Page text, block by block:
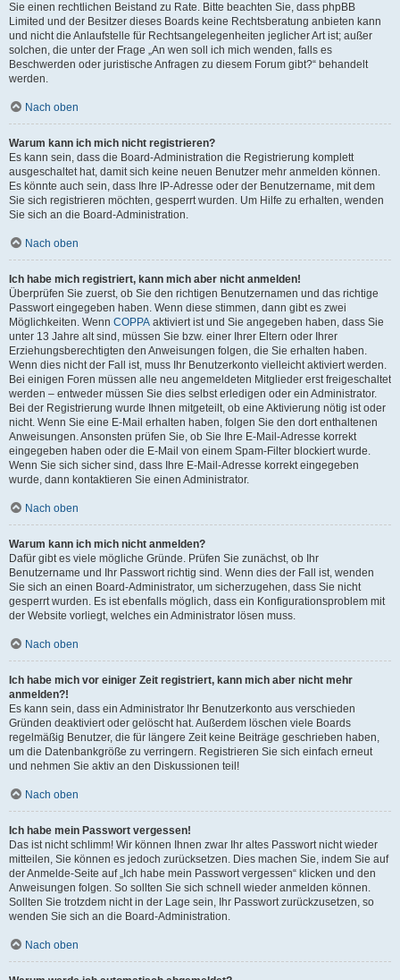
Sie einen rechtlichen Beistand zu Rate. Bitte beachten Sie, dass phpBB
Limited und der Besitzer dieses Boards keine Rechtsberatung anbieten kann
und nicht die Anlaufstelle für Rechtsangelegenheiten jeglicher Art ist; außer
solchen, die unter der Frage „An wen soll ich mich wenden, falls es
Beschwerden oder juristische Anfragen zu diesem Forum gibt?“ behandelt
werden.
Nach oben
Warum kann ich mich nicht registrieren?
Es kann sein, dass die Board-Administration die Registrierung komplett
ausgeschaltet hat, damit sich keine neuen Benutzer mehr anmelden können.
Es könnte auch sein, dass Ihre IP-Adresse oder der Benutzername, mit dem
Sie sich registrieren möchten, gesperrt wurden. Um Hilfe zu erhalten, wenden
Sie sich an die Board-Administration.
Nach oben
Ich habe mich registriert, kann mich aber nicht anmelden!
Überprüfen Sie zuerst, ob Sie den richtigen Benutzernamen und das richtige
Passwort eingegeben haben. Wenn diese stimmen, dann gibt es zwei
Möglichkeiten. Wenn COPPA aktiviert ist und Sie angegeben haben, dass Sie
unter 13 Jahre alt sind, müssen Sie bzw. einer Ihrer Eltern oder Ihrer
Erziehungsberechtigten den Anweisungen folgen, die Sie erhalten haben.
Wenn dies nicht der Fall ist, muss Ihr Benutzerkonto vielleicht aktiviert werden.
Bei einigen Foren müssen alle neu angemeldeten Mitglieder erst freigeschaltet
werden – entweder müssen Sie dies selbst erledigen oder ein Administrator.
Bei der Registrierung wurde Ihnen mitgeteilt, ob eine Aktivierung nötig ist oder
nicht. Wenn Sie eine E-Mail erhalten haben, folgen Sie den dort enthaltenen
Anweisungen. Ansonsten prüfen Sie, ob Sie Ihre E-Mail-Adresse korrekt
eingegeben haben oder die E-Mail von einem Spam-Filter blockiert wurde.
Wenn Sie sich sicher sind, dass Ihre E-Mail-Adresse korrekt eingegeben
wurde, dann kontaktieren Sie einen Administrator.
Nach oben
Warum kann ich mich nicht anmelden?
Dafür gibt es viele mögliche Gründe. Prüfen Sie zunächst, ob Ihr
Benutzername und Ihr Passwort richtig sind. Wenn dies der Fall ist, wenden
Sie sich an einen Board-Administrator, um sicherzugehen, dass Sie nicht
gesperrt wurden. Es ist ebenfalls möglich, dass ein Konfigurationsproblem mit
der Website vorliegt, welches ein Administrator lösen muss.
Nach oben
Ich habe mich vor einiger Zeit registriert, kann mich aber nicht mehr
anmelden?!
Es kann sein, dass ein Administrator Ihr Benutzerkonto aus verschieden
Gründen deaktiviert oder gelöscht hat. Außerdem löschen viele Boards
regelmäßig Benutzer, die für längere Zeit keine Beiträge geschrieben haben,
um die Datenbankgröße zu verringern. Registrieren Sie sich einfach erneut
und nehmen Sie aktiv an den Diskussionen teil!
Nach oben
Ich habe mein Passwort vergessen!
Das ist nicht schlimm! Wir können Ihnen zwar Ihr altes Passwort nicht wieder
mitteilen, Sie können es jedoch zurücksetzen. Dies machen Sie, indem Sie auf
der Anmelde-Seite auf „Ich habe mein Passwort vergessen“ klicken und den
Anweisungen folgen. So sollten Sie sich schnell wieder anmelden können.
Sollten Sie trotzdem nicht in der Lage sein, Ihr Passwort zurückzusetzen, so
wenden Sie sich an die Board-Administration.
Nach oben